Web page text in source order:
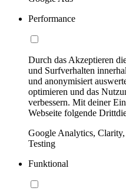
Performance
Durch das Akzeptieren
und Surfverhalten
und anonymisiert
optimieren und das
verbessern. Mit deiner
Webseite folgende
Google Analytics,
Testing
Funktional